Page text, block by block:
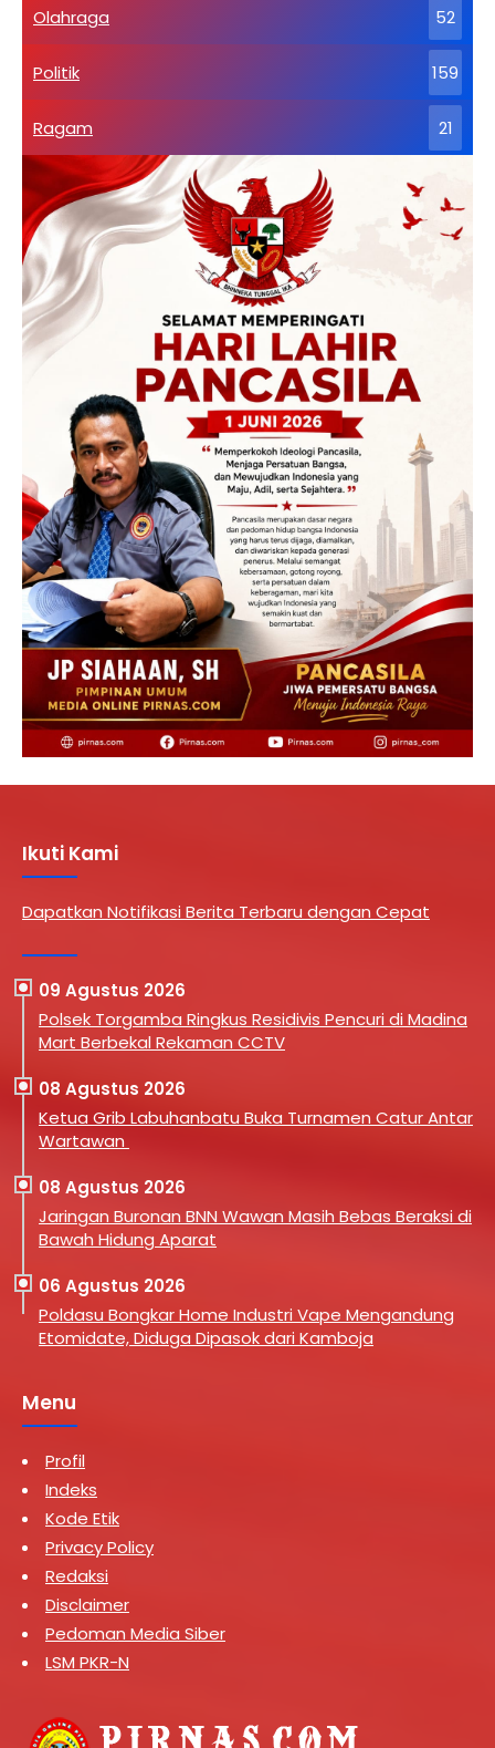
Olahraga 52
Politik 159
Ragam 21
Ikuti Kami
Dapatkan Notifikasi Berita Terbaru dengan Cepat
09 Agustus 2026
Polsek Torgamba Ringkus Residivis Pencuri di Madina
Mart Berbekal Rekaman CCTV
08 Agustus 2026
Ketua Grib Labuhanbatu Buka Turnamen Catur Antar
Wartawan
08 Agustus 2026
Jaringan Buronan BNN Wawan Masih Bebas Beraksi di
Bawah Hidung Aparat
06 Agustus 2026
Poldasu Bongkar Home Industri Vape Mengandung
Etomidate, Diduga Dipasok dari Kamboja
Menu
Profil
Indeks
Kode Etik
Privacy Policy
Redaksi
Disclaimer
Pedoman Media Siber
LSM PKR-N